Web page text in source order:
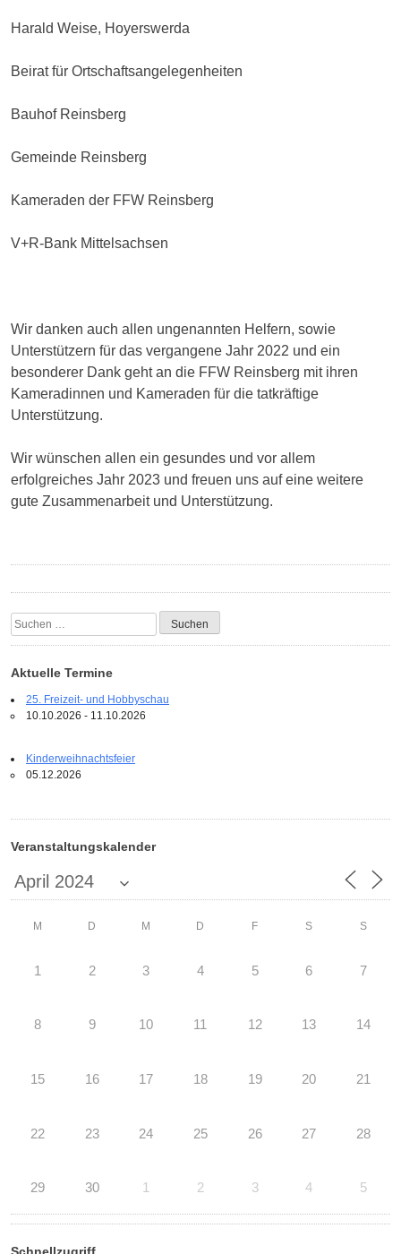
Harald Weise, Hoyerswerda
Beirat für Ortschaftsangelegenheiten
Bauhof Reinsberg
Gemeinde Reinsberg
Kameraden der FFW Reinsberg
V+R-Bank Mittelsachsen
Wir danken auch allen ungenannten Helfern, sowie
Unterstützern für das vergangene Jahr 2022 und ein
besonderer Dank geht an die FFW Reinsberg mit ihren
Kameradinnen und Kameraden für die tatkräftige
Unterstützung.
Wir wünschen allen ein gesundes und vor allem
erfolgreiches Jahr 2023 und freuen uns auf eine weitere
gute Zusammenarbeit und Unterstützung.
Suchen
nach:
Aktuelle Termine
25. Freizeit- und Hobbyschau
10.10.2026 - 11.10.2026
Kinderweihnachtsfeier
05.12.2026
Veranstaltungskalender
M D M D F S S
1 2 3 4 5 6 7
8 9 10 11 12 13 14
15 16 17 18 19 20 21
22 23 24 25 26 27 28
29 30 1 2 3 4 5